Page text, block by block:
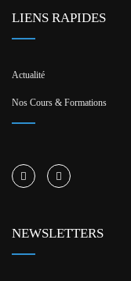
LIENS RAPIDES
Actualité
Nos Cours & Formations
NEWSLETTERS